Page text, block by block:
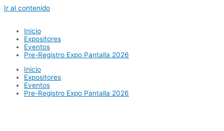
Ir al contenido
Inicio
Expositores
Eventos
Pre-Registro Expo Pantalla 2026
Inicio
Expositores
Eventos
Pre-Registro Expo Pantalla 2026